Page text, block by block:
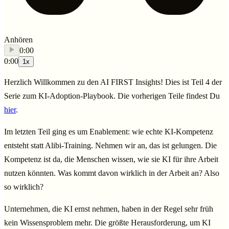
Anhören
0:00
0:00 1x
Herzlich Willkommen zu den AI FIRST Insights! Dies ist Teil 4 der
Serie zum KI-Adoption-Playbook. Die vorherigen Teile findest Du
hier.
Im letzten Teil ging es um Enablement: wie echte KI-Kompetenz
entsteht statt Alibi-Training. Nehmen wir an, das ist gelungen. Die
Kompetenz ist da, die Menschen wissen, wie sie KI für ihre Arbeit
nutzen könnten. Was kommt davon wirklich in der Arbeit an? Also
so wirklich?
Unternehmen, die KI ernst nehmen, haben in der Regel sehr früh
kein Wissensproblem mehr. Die größte Herausforderung, um KI